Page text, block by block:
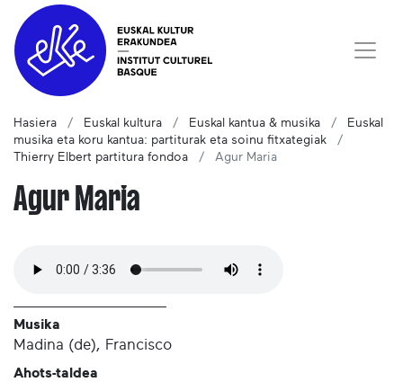
Hasiera Euskal kultura Euskal kantua & musika
Euskal
musika eta koru kantua: partiturak eta soinu fitxategiak
Thierry Elbert partitura fondoa
Agur Maria
Agur Maria
Musika
Madina (de), Francisco
Ahots-taldea